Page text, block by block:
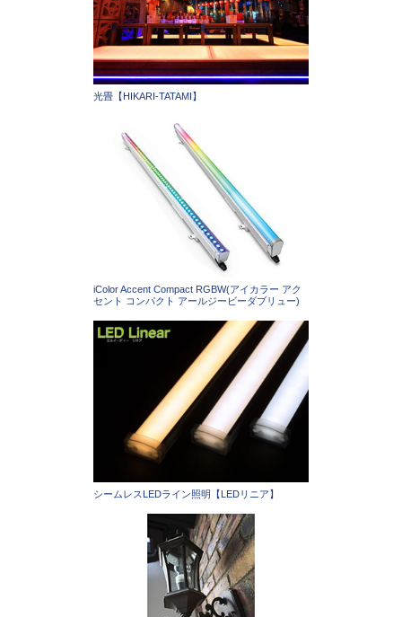
光畳【HIKARI-TATAMI】
iColor Accent Compact RGBW(アイカラー アク
セント コンパクト アールジービーダブリュー)
シームレスLEDライン照明【LEDリニア】